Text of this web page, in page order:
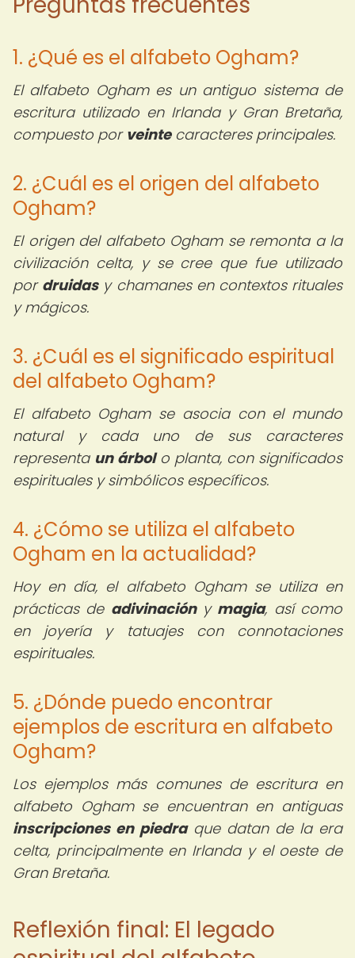
1. ¿Qué es el alfabeto Ogham?
El alfabeto Ogham es un antiguo sistema de
escritura utilizado en Irlanda y Gran Bretaña,
compuesto por veintecaracteres principales.
2. ¿Cuál es el origen del alfabeto
Ogham?
El origen del alfabeto Ogham se remonta a la
civilización celta, y se cree que fue utilizado
por druidasy chamanes en contextos rituales
y mágicos.
3. ¿Cuál es el significado espiritual
del alfabeto Ogham?
El alfabeto Ogham se asocia con el mundo
natural y cada uno de sus caracteres
representa un árbolo planta, con significados
espirituales y simbólicos específicos.
4. ¿Cómo se utiliza el alfabeto
Ogham en la actualidad?
Hoy en día, el alfabeto Ogham se utiliza en
prácticas de adivinacióny magia, así como
en joyería y tatuajes con connotaciones
espirituales.
5. ¿Dónde puedo encontrar
ejemplos de escritura en alfabeto
Ogham?
Los ejemplos más comunes de escritura en
alfabeto Ogham se encuentran en antiguas
inscripciones en piedraque datan de la era
celta, principalmente en Irlanda y el oeste de
Gran Bretaña.
Reflexión final: El legado